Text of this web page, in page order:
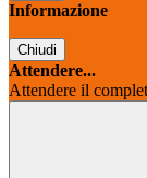
Informazione
Chiudi
Attendere...
Attendere il